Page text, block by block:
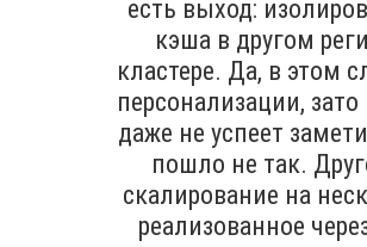
есть выход:
кэша в другом
кластере. Да, в этом
персонализации,
даже не успеет
пошло не так.
скалирование на
реализованное